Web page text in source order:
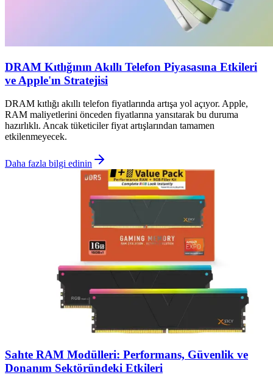
DRAM Kıtlığının Akıllı Telefon Piyasasına Etkileri
ve Apple'ın Stratejisi
DRAM kıtlığı akıllı telefon fiyatlarında artışa yol açıyor. Apple,
RAM maliyetlerini önceden fiyatlarına yansıtarak bu duruma
hazırlıklı. Ancak tüketiciler fiyat artışlarından tamamen
etkilenmeyecek.
Daha fazla bilgi edinin
Sahte RAM Modülleri: Performans, Güvenlik ve
Donanım Sektöründeki Etkileri